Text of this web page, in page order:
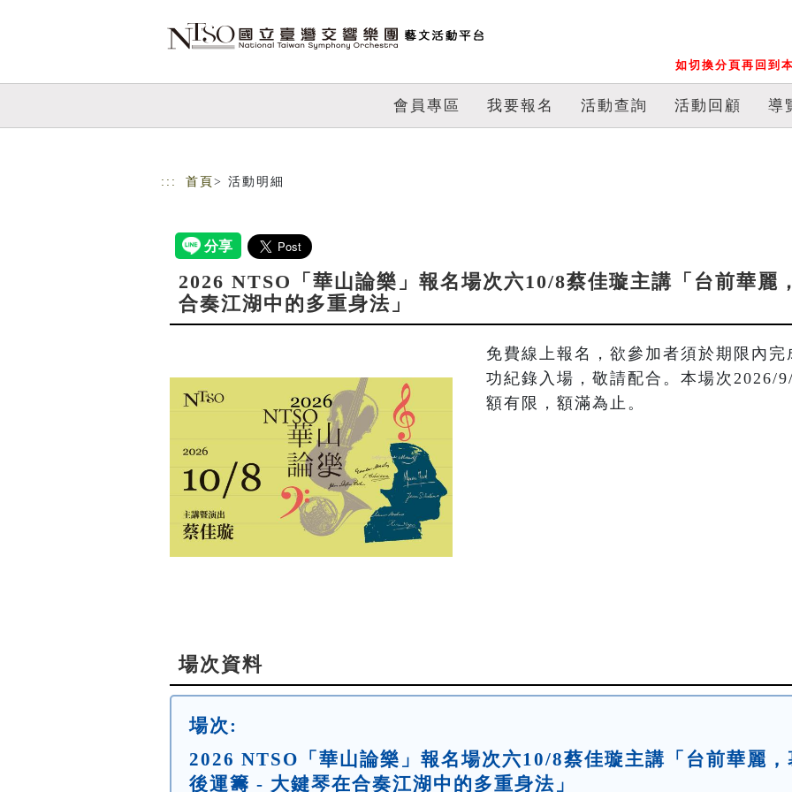
如切換分頁再回到
會員專區 我要報名 活動查詢 活動回顧 導
::: 首頁 > 活動明細
2026 NTSO「華山論樂」報名場次六10/8蔡佳璇主講「台前華麗
合奏江湖中的多重身法」
免費線上報名，欲參加者須於期限內
功紀錄入場，敬請配合。本場次2026/
額有限，額滿為止。
場次資料
場次:
2026 NTSO「華山論樂」報名場次六10/8蔡佳璇主講「台前華麗，
後運籌 - 大鍵琴在合奏江湖中的多重身法」